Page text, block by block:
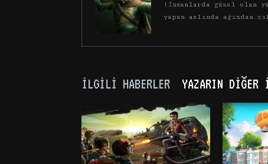
(İnsanlarda güzel olan
yapan aslında ağızdan
İLGILI HABERLER YAZARIN DIĞER